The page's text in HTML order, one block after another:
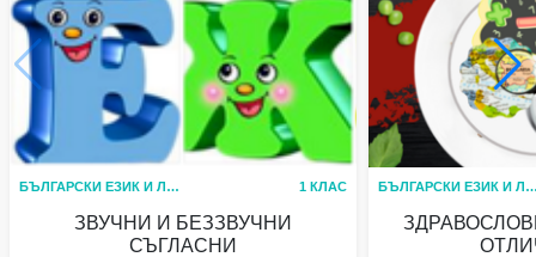
БЪЛГАРСКИ ЕЗИК И ЛИТЕРАТУРА 1 КЛАС
ЗВУЧНИ И БЕЗЗВУЧНИ
СЪГЛАСНИ
БЪЛГАРСКИ ЕЗИК И